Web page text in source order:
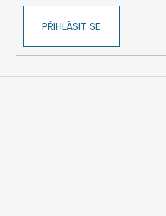
PŘIHLÁSIT SE